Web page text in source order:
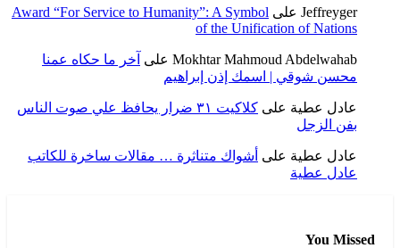
Jeffreyger على Award “For Service to Humanity”: A Symbol
of the Unification of Nations
Mokhtar Mahmoud Abdelwahab على آخر ما حكاه عمنا
محسن شوقي | اسمك إذن إبراهيم
عادل عطية على
كلاكيت ٣١ ضرار يحافظ علي صوت الناس
بفن الزجل
عادل عطية على أشواك متناثرة … مقالات ساخرة للكاتب
عادل عطية
You Missed